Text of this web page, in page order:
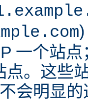
)
一个站点
点。这些
会明显